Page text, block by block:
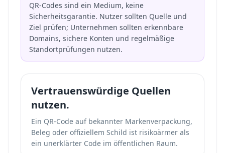
QR-Codes sind ein Medium, keine
Sicherheitsgarantie. Nutzer sollten Quelle und
Ziel prüfen; Unternehmen sollten erkennbare
Domains, sichere Konten und regelmäßige
Standortprüfungen nutzen.
Vertrauenswürdige Quellen
nutzen.
Ein QR-Code auf bekannter Markenverpackung,
Beleg oder offiziellem Schild ist risikoärmer als
ein unerklärter Code im öffentlichen Raum.